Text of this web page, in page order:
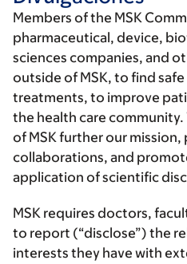
Members of the MSK
pharmaceutical, device,
sciences companies, and
outside of MSK, to find
treatments, to improve
the health care
of MSK further our
collaborations, and
application of scientific
MSK requires doctors,
to report (“disclose”) the
interests they have with